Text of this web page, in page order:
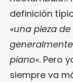
definición
«una pieza
piano«. Pero
siempre va